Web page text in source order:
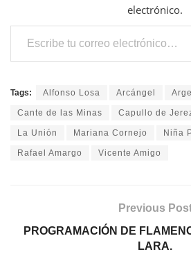
electrónico.
Escribe tu correo electrónico…
Tags: Alfonso Losa Arcángel
Cante de las Minas Capullo de
La Unión Mariana Cornejo Niña
Rafael Amargo Vicente Amigo
Previous
PROGRAMACIÓN DE
LARA.